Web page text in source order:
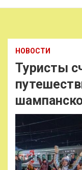
НОВОСТИ
Туристы